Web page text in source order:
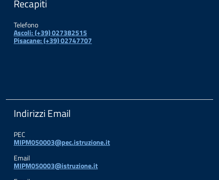
Recapiti
Telefono
Ascoli: (+39) 027382515
Pisacane: (+39) 02747707
Indirizzi Email
PEC
MIPM050003@pec.istruzione.it
Email
MIPM050003@istruzione.it